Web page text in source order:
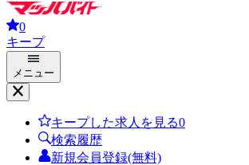
0
キープ
メニュー
キープした求人を見る0
検索履歴
新規会員登録(無料)